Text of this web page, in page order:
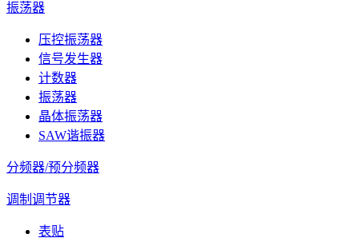
振荡器
压控振荡器
信号发生器
计数器
振荡器
晶体振荡器
SAW谐振器
分频器/预分频器
调制调节器
表贴